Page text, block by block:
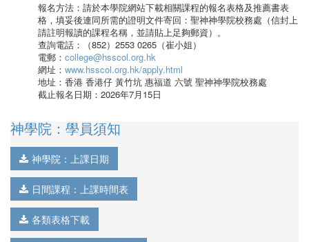
報名方法：請於本學院網站下載相關課程的報名表格及推薦書表
格，填妥後連同所需的證明文件寄回：聖神神學院校務處（信封上
請註明報讀的課程名稱，並請貼上足夠郵資）。
查詢電話：（852）2553 0265（崔小姐）
電郵： college@hsscol.org.hk
網址： www.hsscol.org.hk/apply.html
地址：香港 香港仔 黃竹坑 惠福道 六號 聖神神學院校務處
截止報名日期：2026年7月15日
神學院：學員須知
神學院：上課日期
日間課程：上課時間表
各類表格下載